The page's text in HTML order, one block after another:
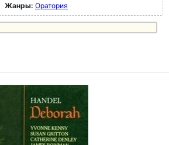
Жанры: Оратория